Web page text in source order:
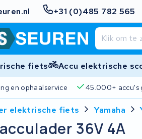
+31 (0)485 782 565
fiets Accu elektrische
en ophaalservice 45.000+ accu's
elektrische fiets Yamaha
36V 4A